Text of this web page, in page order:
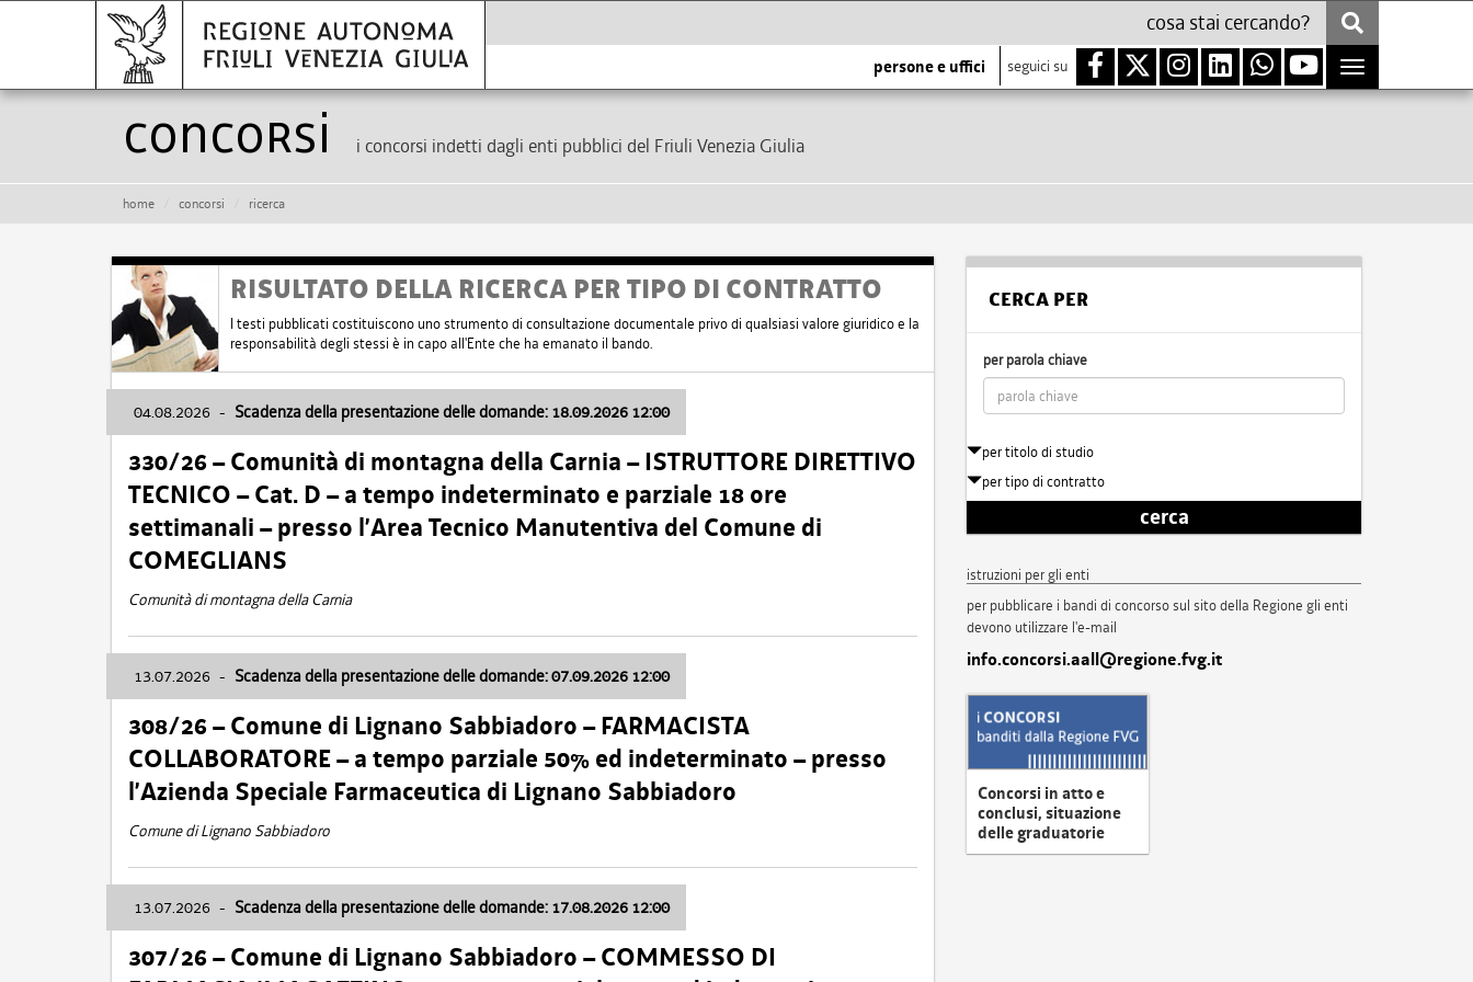
persone e uffici seguici su
Toggle
navigation
Concorsi i concorsi indetti dagli enti pubblici del Friuli Venezia Giulia
home concorsi ricerca
RISULTATO DELLA RICERCA PER TIPO DI CONTRATTO
I testi pubblicati costituiscono uno strumento di consultazione documentale privo di qualsiasi valore giuridico e la
responsabilità degli stessi è in capo all'Ente che ha emanato il bando.
04.08.2026 - Scadenza della presentazione delle domande: 18.09.2026 12:00
330/26 – Comunità di montagna della Carnia – ISTRUTTORE DIRETTIVO
TECNICO – Cat. D – a tempo indeterminato e parziale 18 ore
settimanali – presso l’Area Tecnico Manutentiva del Comune di
COMEGLIANS
Comunità di montagna della Carnia
13.07.2026 - Scadenza della presentazione delle domande: 07.09.2026 12:00
308/26 – Comune di Lignano Sabbiadoro – FARMACISTA
COLLABORATORE – a tempo parziale 50% ed indeterminato – presso
l’Azienda Speciale Farmaceutica di Lignano Sabbiadoro
Comune di Lignano Sabbiadoro
13.07.2026 - Scadenza della presentazione delle domande: 17.08.2026 12:00
307/26 – Comune di Lignano Sabbiadoro – COMMESSO DI
CERCA PER
per parola chiave
per titolo di studio
per tipo di contratto
cerca
istruzioni per gli enti
per pubblicare i bandi di concorso sul sito della Regione gli enti
devono utilizzare l'e-mail
info.concorsi.aall@regione.fvg.it
Concorsi in atto e
conclusi, situazione
delle graduatorie